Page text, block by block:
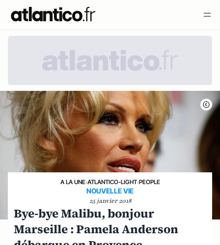
A LA UNE›ATLANTICO-LIGHT›PEOPLE
NOUVELLE VIE
25 janvier 2018
Bye-bye Malibu, bonjour
Marseille : Pamela Anderson